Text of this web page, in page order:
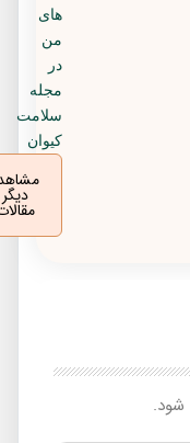
سلامت
کیوان
مشاهده
مقالات